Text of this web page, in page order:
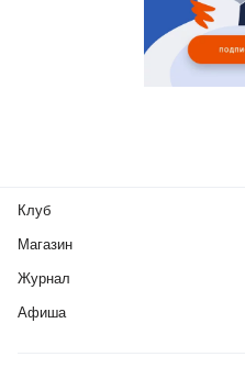
Клуб
Магазин
Журнал
Афиша